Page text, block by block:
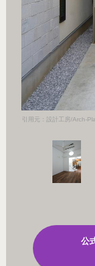
引用元：設計工房/Arch-
公